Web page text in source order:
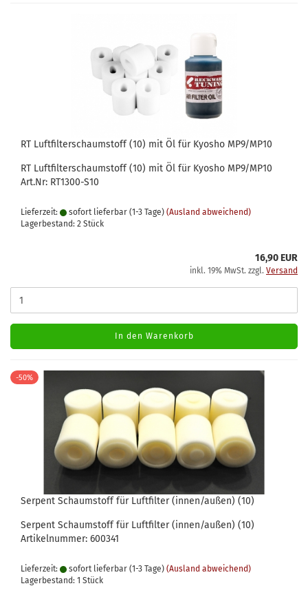
RT Luftfilterschaumstoff (10) mit Öl für Kyosho MP9/MP10
RT Luftfilterschaumstoff (10) mit Öl für Kyosho MP9/MP10
Art.Nr: RT1300-S10
Lieferzeit: sofort lieferbar (1-3 Tage) (Ausland abweichend)
Lagerbestand: 2 Stück
16,90 EUR
inkl. 19% MwSt. zzgl. Versand
In den Warenkorb
-50%
Serpent Schaumstoff für Luftfilter (innen/außen) (10)
Serpent Schaumstoff für Luftfilter (innen/außen) (10)
Artikelnummer: 600341
Lieferzeit: sofort lieferbar (1-3 Tage) (Ausland abweichend)
Lagerbestand: 1 Stück